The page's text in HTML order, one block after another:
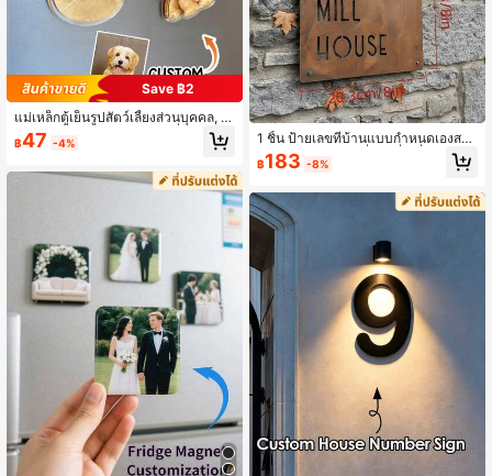
Save ฿2
แม่เหล็กตู้เย็นรูปสัตว์เลี้ยงส่วนบุคคล, ต
กแต่งตู้เย็นรูปหน้าแมว/สุนัขที่กำหนดเอ
ง, ของที่ระลึก, ตกแต่งบ้าน/ครัวที่น่ารัก
คนรักสัตว์เลี้ยง ครอบครัวและเพื่อน, ขอ
งขวัญวันหยุด, งานวันเกิดและงานขึ้นบ้
฿47 -4%
1 ชิ้น ป้ายเลขที่บ้านแบบกำหนดเองสไต
ล์วินเทจ - ป้ายเลขที่บ้านสี่เหลี่ยม - ดีไซ
น์วินเทจ - ข้อความแกะสลักด้วยเลเซอร์
ยที่อยู่
฿183 -8%